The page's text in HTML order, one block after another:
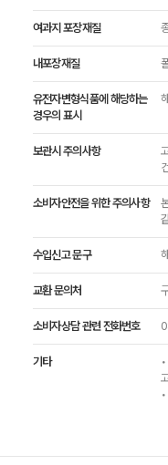
여과지 포장재질
내포장재질
유전자변형식품에 해당하는
경우의 표시
보관시 주의사항
소비자안전을 위한 주의사항
수입신고 문구
교환 문의처
소비자상담 관련 전화번호
기타